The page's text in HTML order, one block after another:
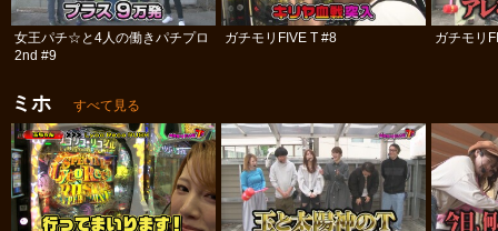
女王パチ☆と4人の働きパチプロ
2nd #9
ガチモリFIVE T #8 ガチモリ
ミホ すべて見る